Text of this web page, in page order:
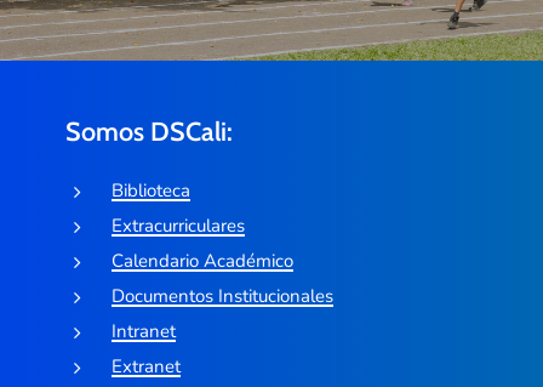
Somos DSCali:
Biblioteca
Extracurriculares
Calendario Académico
Documentos Institucionales
Intranet
Extranet